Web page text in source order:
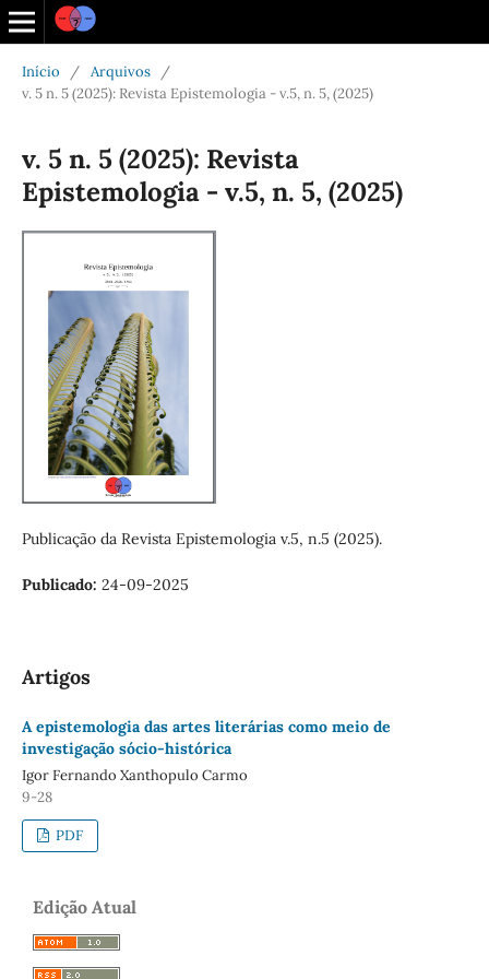
Início / Arquivos
/
v. 5 n. 5 (2025): Revista Epistemologia - v.5, n. 5, (2025)
v. 5 n. 5 (2025): Revista
Epistemologia - v.5, n. 5, (2025)
Publicação da Revista Epistemologia v.5, n.5 (2025).
Publicado: 24-09-2025
Artigos
A epistemologia das artes literárias como meio de
investigação sócio-histórica
Igor Fernando Xanthopulo Carmo
9-28
PDF
Edição Atual